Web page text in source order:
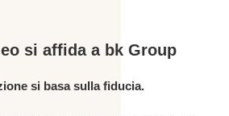
si affida a bk Group
si basa sulla fiducia.